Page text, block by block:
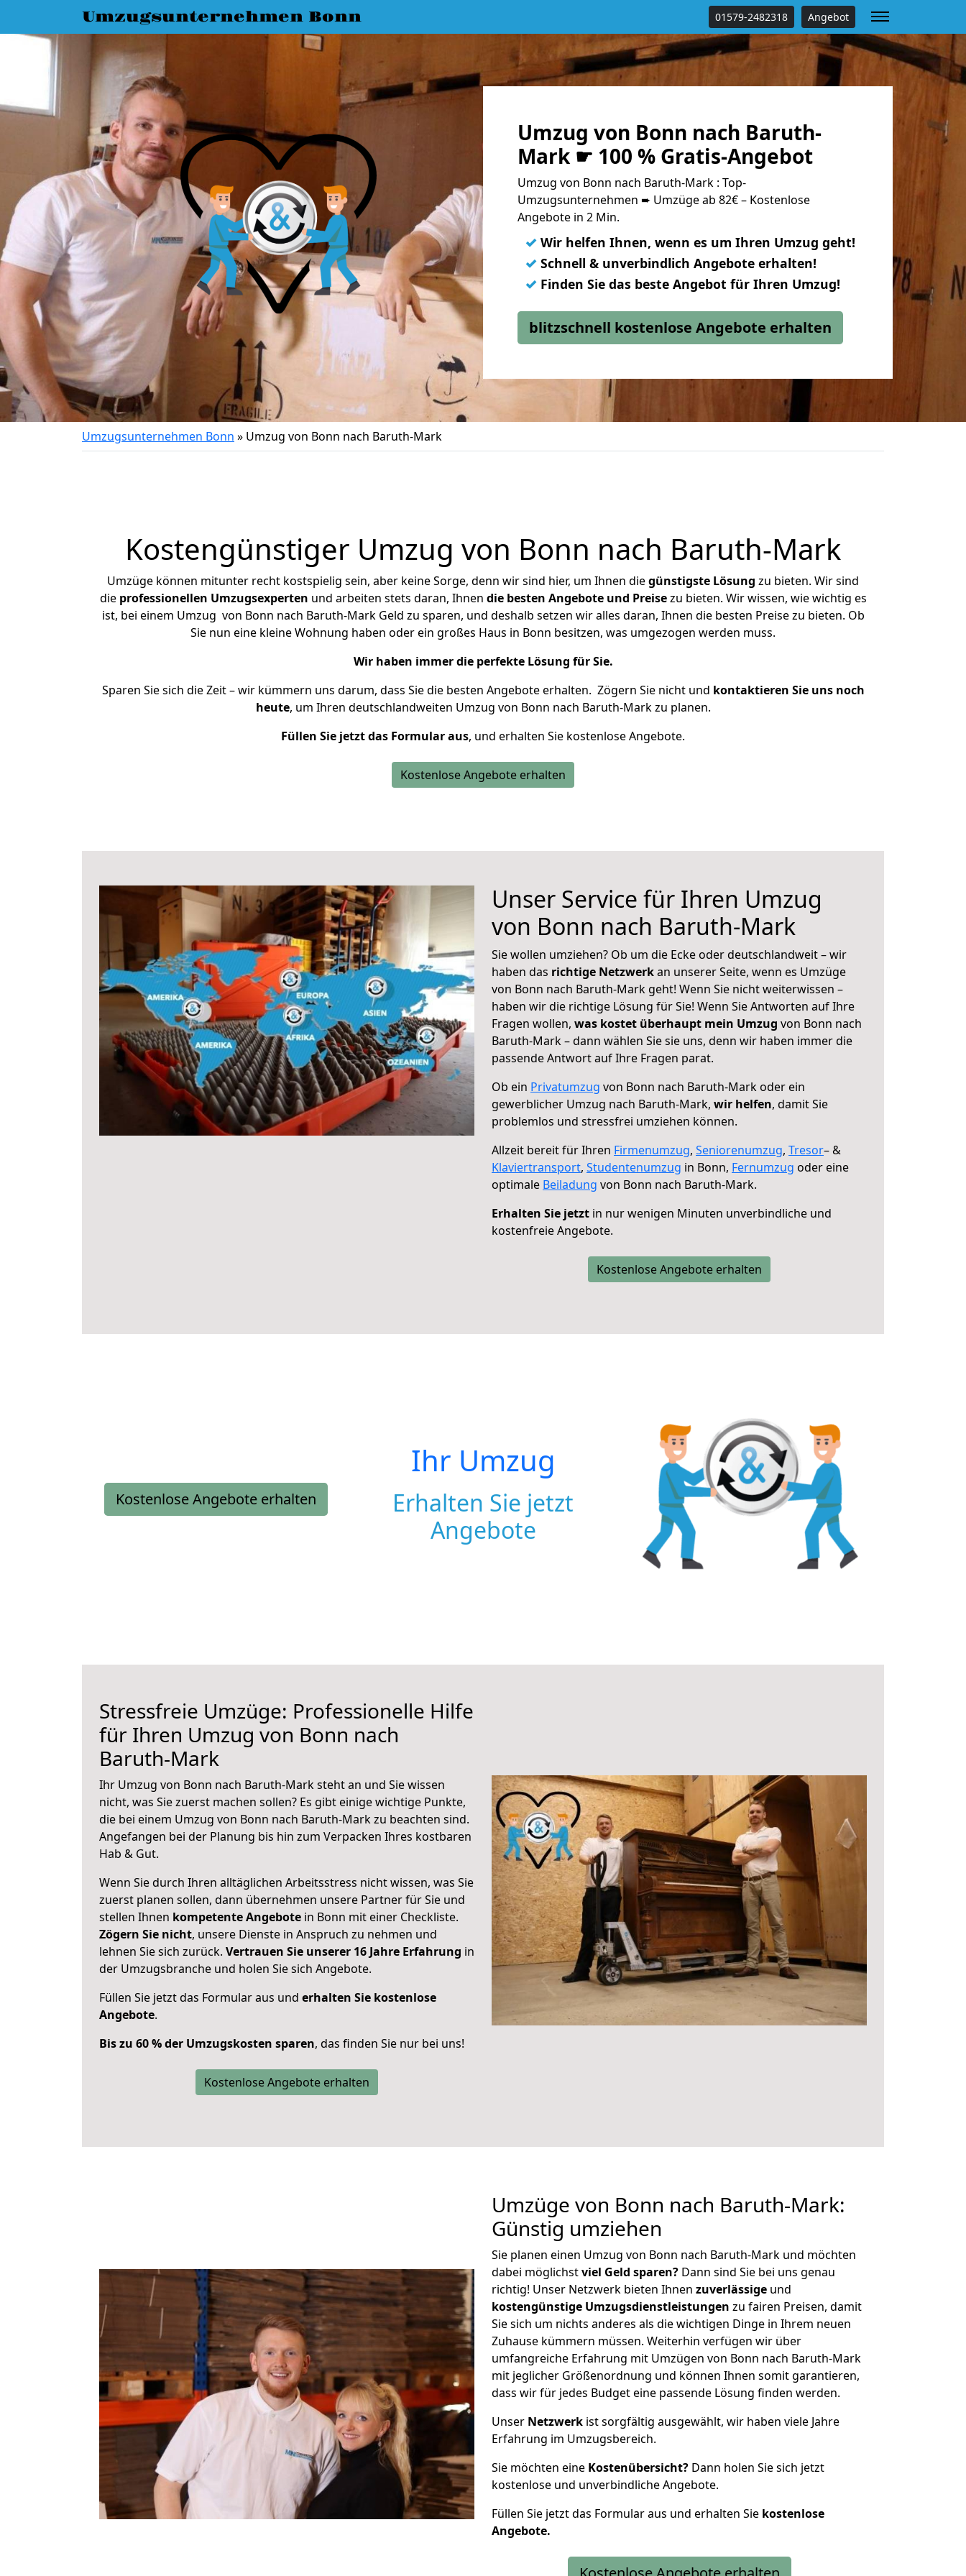
Umzugsunternehmen Bonn 01579-2482318 Angebot
Umzug von Bonn nach Baruth-
Mark ☛ 100 % Gratis-Angebot
Umzug von Bonn nach Baruth-Mark : Top-
Umzugsunternehmen ➨ Umzüge ab 82€ – Kostenlose
Angebote in 2 Min.
✓ Wir helfen Ihnen, wenn es um Ihren Umzug geht!
✓ Schnell & unverbindlich Angebote erhalten!
✓ Finden Sie das beste Angebot für Ihren Umzug!
blitzschnell kostenlose Angebote erhalten
Umzugsunternehmen Bonn » Umzug von Bonn nach Baruth-Mark
Kostengünstiger Umzug von Bonn nach Baruth-Mark
Umzüge können mitunter recht kostspielig sein, aber keine Sorge, denn wir sind hier, um Ihnen diegünstigste Lösung zu bieten. Wir sind
die professionellen Umzugsexperten und arbeiten stets daran, Ihnen die besten Angebote und Preisezu bieten. Wir wissen, wie wichtig es
ist, bei einem Umzug von Bonn nach Baruth-Mark Geld zu sparen, und deshalb setzen wir alles daran, Ihnen die besten Preise zu bieten. Ob
Sie nun eine kleine Wohnung haben oder ein großes Haus in Bonn besitzen, was umgezogen werden muss.
Wir haben immer die perfekte Lösung für Sie.
Sparen Sie sich die Zeit – wir kümmern uns darum, dass Sie die besten Angebote erhalten. Zögern Sie nicht und kontaktieren Sie uns noch
heute, um Ihren deutschlandweiten Umzug von Bonn nach Baruth-Mark zu planen.
Füllen Sie jetzt das Formular aus, und erhalten Sie kostenlose Angebote.
Kostenlose Angebote erhalten
Unser Service für Ihren Umzug
von Bonn nach Baruth-Mark
Sie wollen umziehen? Ob um die Ecke oder deutschlandweit – wir
haben das richtige Netzwerkan unserer Seite, wenn es Umzüge
von Bonn nach Baruth-Mark geht! Wenn Sie nicht weiterwissen –
haben wir die richtige Lösung für Sie! Wenn Sie Antworten auf Ihre
Fragen wollen, was kostet überhaupt mein Umzug von Bonn nach
Baruth-Mark – dann wählen Sie sie uns, denn wir haben immer die
passende Antwort auf Ihre Fragen parat.
Ob ein Privatumzug von Bonn nach Baruth-Mark oder ein
gewerblicher Umzug nach Baruth-Mark, wir helfen, damit Sie
problemlos und stressfrei umziehen können.
Allzeit bereit für Ihren Firmenumzug, Seniorenumzug, Tresor– &
Klaviertransport, Studentenumzug in Bonn, Fernumzug oder eine
optimale Beiladung von Bonn nach Baruth-Mark.
Erhalten Sie jetzt in nur wenigen Minuten unverbindliche und
kostenfreie Angebote.
Kostenlose Angebote erhalten
Kostenlose Angebote erhalten
Ihr Umzug
Erhalten Sie jetzt
Angebote
Stressfreie Umzüge: Professionelle Hilfe
für Ihren Umzug von Bonn nach
Baruth-Mark
Ihr Umzug von Bonn nach Baruth-Mark steht an und Sie wissen
nicht, was Sie zuerst machen sollen? Es gibt einige wichtige Punkte,
die bei einem Umzug von Bonn nach Baruth-Mark zu beachten sind.
Angefangen bei der Planung bis hin zum Verpacken Ihres kostbaren
Hab & Gut.
Wenn Sie durch Ihren alltäglichen Arbeitsstress nicht wissen, was Sie
zuerst planen sollen, dann übernehmen unsere Partner für Sie und
stellen Ihnen kompetente Angebote in Bonn mit einer Checkliste.
Zögern Sie nicht, unsere Dienste in Anspruch zu nehmen und
lehnen Sie sich zurück. Vertrauen Sie unserer 16 Jahre Erfahrung in
der Umzugsbranche und holen Sie sich Angebote.
Füllen Sie jetzt das Formular aus und erhalten Sie kostenlose
Angebote.
Bis zu 60 % der Umzugskosten sparen, das finden Sie nur bei uns!
Kostenlose Angebote erhalten
Umzüge von Bonn nach Baruth-Mark:
Günstig umziehen
Sie planen einen Umzug von Bonn nach Baruth-Mark und möchten
dabei möglichstviel Geld sparen? Dann sind Sie bei uns genau
richtig! Unser Netzwerk bieten Ihnen zuverlässige und
kostengünstige Umzugsdienstleistungen zu fairen Preisen, damit
Sie sich um nichts anderes als die wichtigen Dinge in Ihrem neuen
Zuhause kümmern müssen. Weiterhin verfügen wir über
umfangreiche Erfahrung mit Umzügen von Bonn nach Baruth-Mark
mit jeglicher Größenordnung und können Ihnen somit garantieren,
dass wir für jedes Budget eine passende Lösung finden werden.
Unser Netzwerk ist sorgfältig ausgewählt, wir haben viele Jahre
Erfahrung im Umzugsbereich.
Sie möchten eine Kostenübersicht? Dann holen Sie sich jetzt
kostenlose und unverbindliche Angebote.
Füllen Sie jetzt das Formular aus und erhalten Sie kostenlose
Angebote.